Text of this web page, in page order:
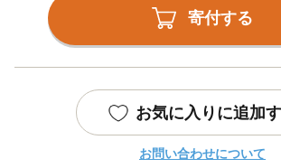
寄付する
お気に入りに追加
お問い合わせについて